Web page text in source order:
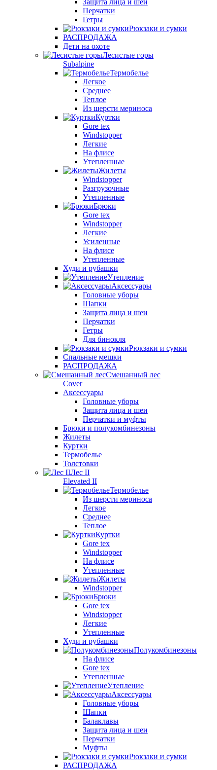
Защита лица и шеи
Перчатки
Гетры
Рюкзаки и сумки
РАСПРОДАЖА
Дети на охоте
Лесистые горы
Subalpine
Термобелье
Легкое
Среднее
Теплое
Из шерсти мериноса
Куртки
Gore tex
Windstopper
Легкие
На флисе
Утепленные
Жилеты
Windstopper
Разгрузочные
Утепленные
Брюки
Gore tex
Windstopper
Легкие
Усиленные
На флисе
Утепленные
Худи и рубашки
Утепление
Аксессуары
Головные уборы
Шапки
Защита лица и шеи
Перчатки
Гетры
Для бинокля
Рюкзаки и сумки
Спальные мешки
РАСПРОДАЖА
Смешанный лес
Cover
Аксессуары
Головные уборы
Защита лица и шеи
Перчатки и муфты
Брюки и полукомбинезоны
Жилеты
Куртки
Термобелье
Толстовки
Лес II
Elevated II
Термобелье
Из шерсти мериноса
Легкое
Среднее
Теплое
Куртки
Gore tex
Windstopper
На флисе
Утепленные
Жилеты
Windstopper
Брюки
Gore tex
Windstopper
Легкие
Утепленные
Худи и рубашки
Полукомбинезоны
На флисе
Gore tex
Утепленные
Утепление
Аксессуары
Головные уборы
Шапки
Балаклавы
Защита лица и шеи
Перчатки
Муфты
Рюкзаки и сумки
РАСПРОДАЖА